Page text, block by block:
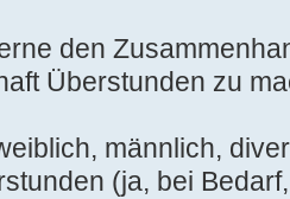
den
Überstunden zu
männlich,
(ja, bei